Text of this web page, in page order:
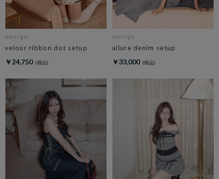
amerge.
velour ribbon dot setup
￥24,750
amerge.
allure denim setup
￥33,000